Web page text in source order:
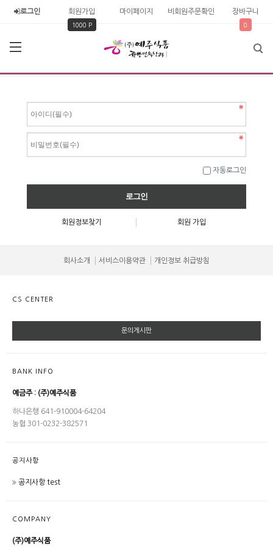
로그인 회원가입
1000 P
마이페이지 비회원주문확인 장바구니
0
자동로그인
회원정보찾기 회원 가입
회사소개 서비스이용약관 개인정보 취급방침
CS CENTER
문의게시판
BANK INFO
예금주 : (주)예주식품
하나은행 641-910004-64204
농협 301-0232-382571
공지사항
공지사항 test
COMPANY
(주)예주식품